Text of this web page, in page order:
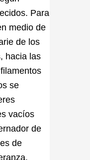
Para
medio de
de los
hacia las
se
vacíos
de
de